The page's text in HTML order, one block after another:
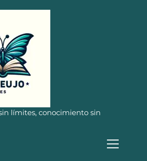
límites, conocimiento sin